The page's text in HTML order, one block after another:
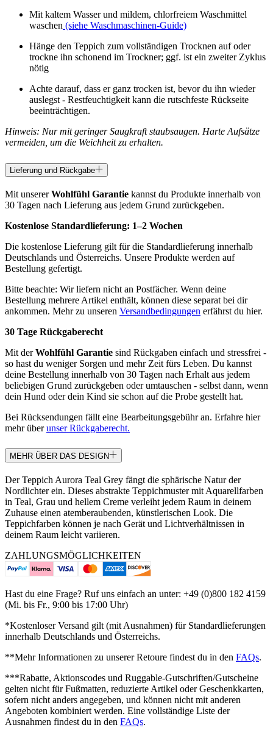
Mit kaltem Wasser und mildem, chlorfreiem Waschmittel
waschen (siehe Waschmaschinen-Guide)
Hänge den Teppich zum vollständigen Trocknen auf oder
trockne ihn schonend im Trockner; ggf. ist ein zweiter Zyklus
nötig
Achte darauf, dass er ganz trocken ist, bevor du ihn wieder
auslegst - Restfeuchtigkeit kann die rutschfeste Rückseite
beeinträchtigen.
Hinweis: Nur mit geringer Saugkraft staubsaugen. Harte Aufsätze
vermeiden, um die Weichheit zu erhalten.
Lieferung und Rückgabe
Mit unsererWohlfühl Garantie kannst du Produkte innerhalb von
30 Tagen nach Lieferung aus jedem Grund zurückgeben.
Kostenlose Standardlieferung: 1–2 Wochen
Die kostenlose Lieferung gilt für die Standardlieferung innerhalb
Deutschlands und Österreichs. Unsere Produkte werden auf
Bestellung gefertigt.
Bitte beachte: Wir liefern nicht an Postfächer. Wenn deine
Bestellung mehrere Artikel enthält, können diese separat bei dir
ankommen. Mehr zu unseren Versandbedingungen erfährst du hier.
30 Tage Rückgaberecht
Mit derWohlfühl Garantie sind Rückgaben einfach und stressfrei -
so hast du weniger Sorgen und mehr Zeit fürs Leben. Du kannst
deine Bestellung innerhalb von 30 Tagen nach Erhalt aus jedem
beliebigen Grund zurückgeben oder umtauschen - selbst dann, wenn
dein Hund oder dein Kind sie schon auf die Probe gestellt hat.
Bei Rücksendungen fällt eine Bearbeitungsgebühr an. Erfahre hier
mehr überunser Rückgaberecht.
MEHR ÜBER DAS DESIGN
Der Teppich Aurora Teal Grey fängt die sphärische Natur der
Nordlichter ein. Dieses abstrakte Teppichmuster mit Aquarellfarben
in Teal, Grau und hellem Creme verleiht jedem Raum in deinem
Zuhause einen atemberaubenden, künstlerischen Look. Die
Teppichfarben können je nach Gerät und Lichtverhältnissen in
deinem Raum leicht variieren.
ZAHLUNGSMÖGLICHKEITEN
Hast du eine Frage? Ruf uns einfach an unter: +49 (0)800 182 4159
(Mi. bis Fr., 9:00 bis 17:00 Uhr)
*Kostenloser Versand gilt (mit Ausnahmen) für Standardlieferungen
innerhalb Deutschlands und Österreichs.
**Mehr Informationen zu unserer Retoure findest du in den FAQs.
***Rabatte, Aktionscodes und Ruggable-Gutschriften/Gutscheine
gelten nicht für Fußmatten, reduzierte Artikel oder Geschenkkarten,
sofern nicht anders angegeben, und können nicht mit anderen
Angeboten kombiniert werden. Eine vollständige Liste der
Ausnahmen findest du in den FAQs.